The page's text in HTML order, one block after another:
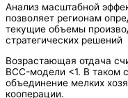
Анализ масштабной
позволяет регионам
текущие объемы
стратегических решений
Возрастающая отдача
BCC-модели <1. В таком
объединение мелких
кооперации.